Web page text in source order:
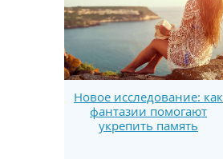
Новое исследование: как
фантазии помогают
укрепить память